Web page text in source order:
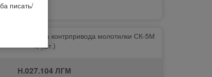
(1680206) вала контрпривода молотилки СК-5М
% (шт.)
Н.027.104 ЛГМ
писать/